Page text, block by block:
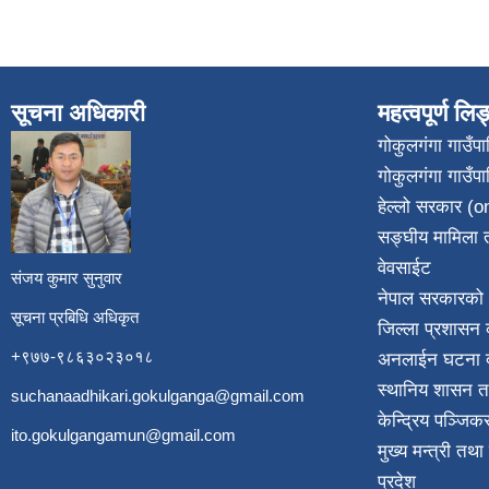
सूचना अधिकारी
संजय कुमार सुनुवार
सूचना प्रबिधि अधिकृत
+९७७-९८६३०२३०१८
suchanaadhikari.gokulganga@gmail.com
ito.gokulgangamun@gmail.com
महत्वपूर्ण
गोकुलगंगा
गोकुलगंगा
हेल्लो सरकार
सङ्घीय मामिला
वेवसाईट
नेपाल सरकारको
जिल्ला प्रशासन
अनलाईन घटना
स्थानिय शासन
केन्द्रिय
मुख्य मन्त्री तथा
प्रदेश